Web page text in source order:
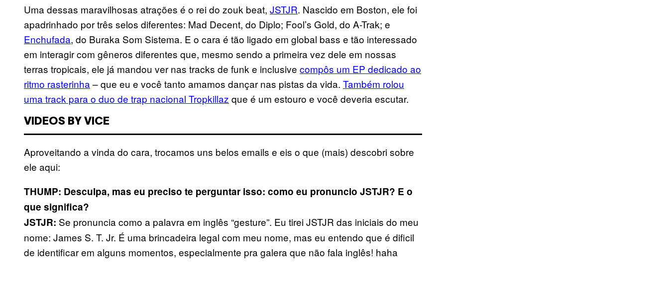
Uma dessas maravilhosas atrações é o rei do zouk beat, JSTJR. Nascido em Boston, ele foi
apadrinhado por três selos diferentes: Mad Decent, do Diplo; Fool’s Gold, do A-Trak; e
Enchufada, do Buraka Som Sistema. E o cara é tão ligado em global bass e tão interessado
em interagir com gêneros diferentes que, mesmo sendo a primeira vez dele em nossas
terras tropicais, ele já mandou ver nas tracks de funk e inclusive compôs um EP dedicado ao
ritmo rasterinha – que eu e você tanto amamos dançar nas pistas da vida. Também rolou
uma track para o duo de trap nacional Tropkillaz que é um estouro e você deveria escutar.
VIDEOS BY VICE
Aproveitando a vinda do cara, trocamos uns belos emails e eis o que (mais) descobri sobre
ele aqui:
THUMP: Desculpa, mas eu preciso te perguntar isso: como eu pronuncio JSTJR? E o
que significa?
JSTJR: Se pronuncia como a palavra em inglês “gesture”. Eu tirei JSTJR das iniciais do meu
nome: James S. T. Jr. É uma brincadeira legal com meu nome, mas eu entendo que é dificil
de identificar em alguns momentos, especialmente pra galera que não fala inglês! haha